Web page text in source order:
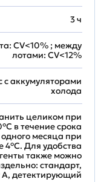
3 ч
CV<10% ; между
лотами: CV<12%
с аккумуляторами
холода
целиком при
в течение срока
одного месяца при
4°C. Для удобства
также можно
стандарт,
детектирующий